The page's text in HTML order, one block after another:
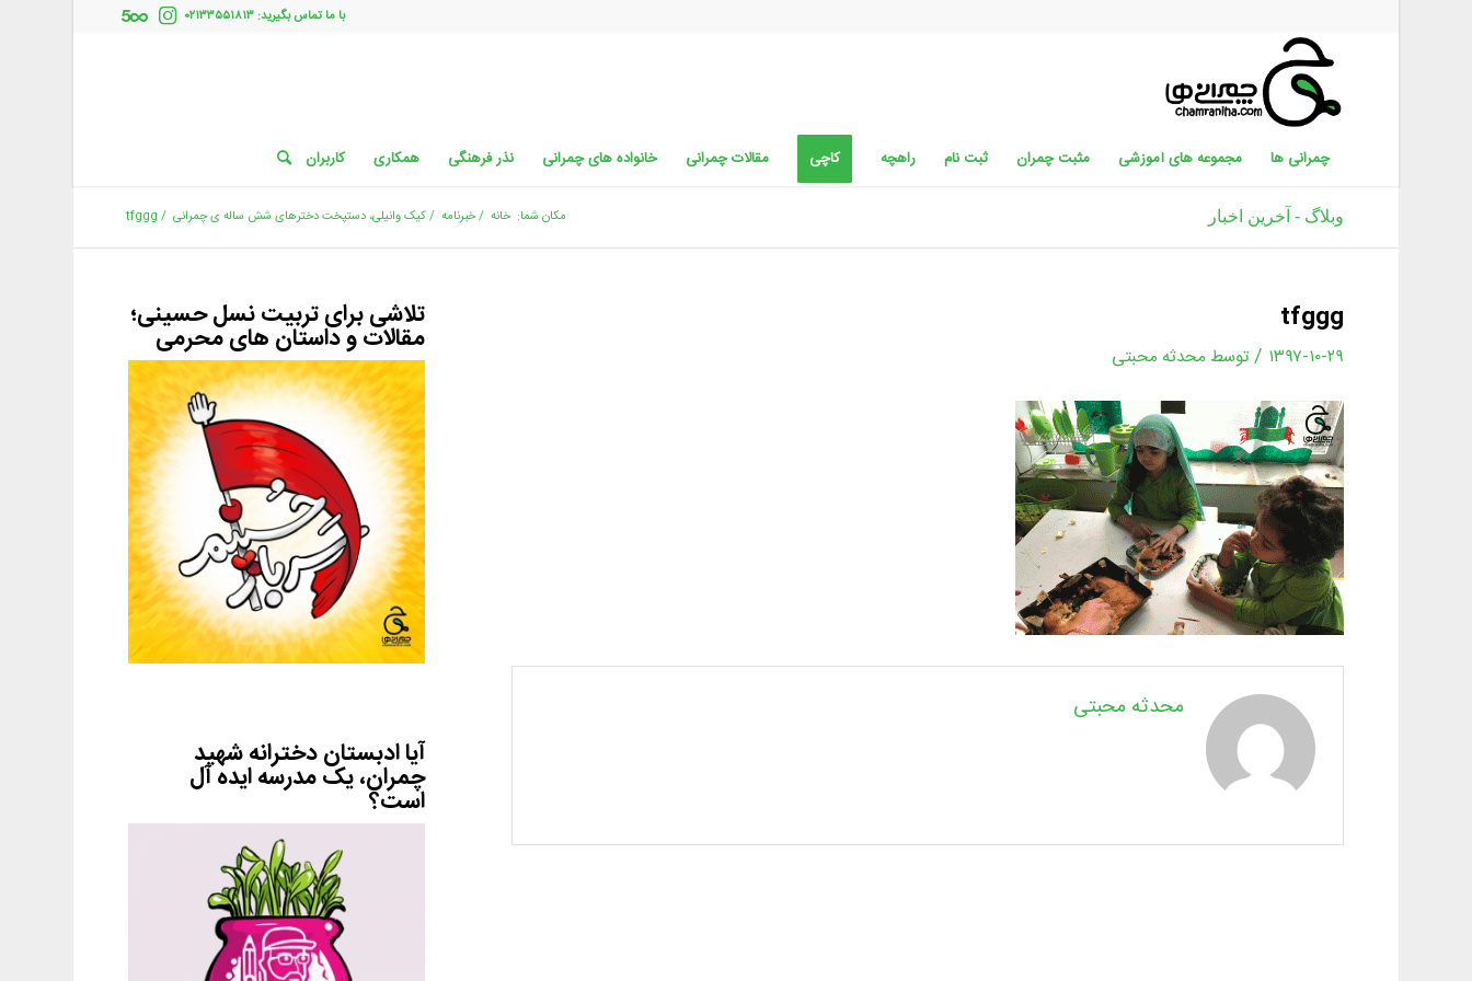
با ما تماس بگیرید: ۰۲۱۳۳۵۵۱۸۱۳
چمرانی ها مجموعه های آموزشی مثبت چمران ثبت نام راهچه کاچی مقالات چمرانی خانواده های چمرانی نذر فرهنگی همکاری کاربران
وبلاگ - آخرین اخبار مکان شما: خانه /خبرنامه /کیک وانیلی، دستپخت دخترهای شش ساله ی چمرانی /
tfggg
tfggg
۱۳۹۷-۱۰-۲۹ / توسط محدثه محبتی
محدثه محبتی
تلاشی برای تربیت نسل حسینی؛
مقالات و داستان های محرمی
آیا ادبستان دخترانه شهید
چمران، یک مدرسه ایده آل
است؟